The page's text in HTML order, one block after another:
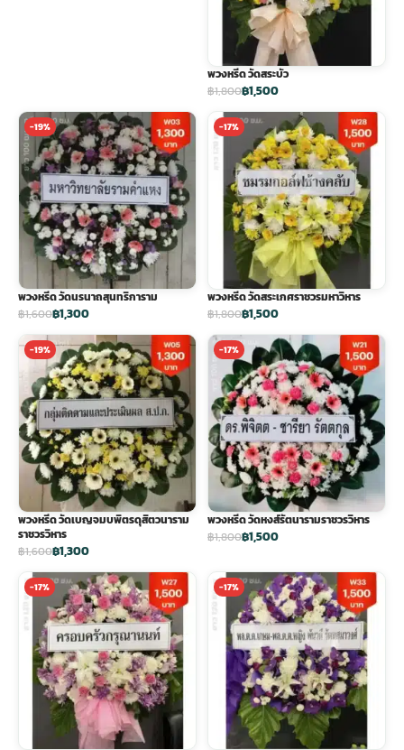
พวงหรีด วัดสระบัว
฿1,800฿1,500
-19%
พวงหรีด วัดนรนาถสุนทริการาม
฿1,600฿1,300
-17%
พวงหรีด วัดสระเกศราชวรมหาวิหาร
฿1,800฿1,500
-19%
พวงหรีด วัดเบญจมบพิตรดุสิตวนาราม
ราชวรวิหาร
฿1,600฿1,300
-17%
พวงหรีด วัดหงส์รัตนารามราชวรวิหาร
฿1,800฿1,500
-17% -17%